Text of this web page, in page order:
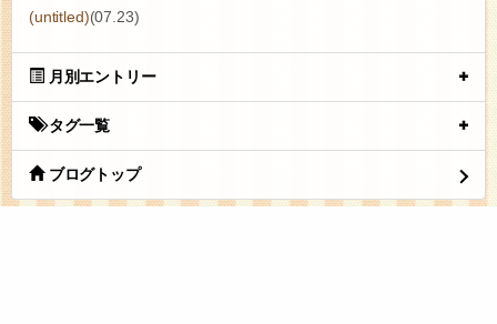
(untitled)(07.23)
月別エントリー
タグ一覧
ブログトップ